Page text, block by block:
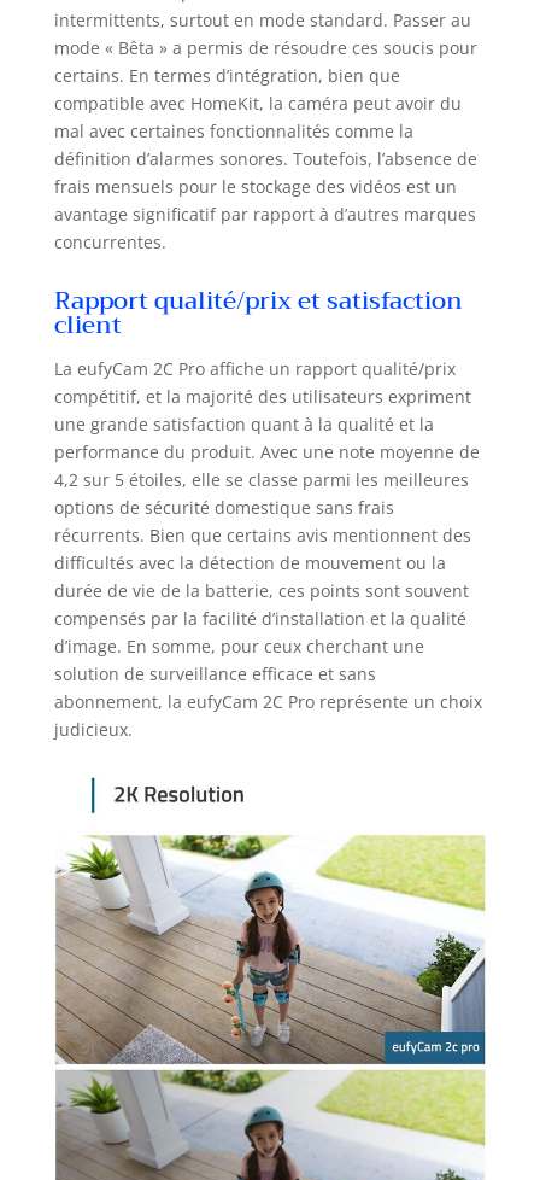
intermittents, surtout en mode standard. Passer au
mode « Bêta » a permis de résoudre ces soucis pour
certains. En termes d’intégration, bien que
compatible avec HomeKit, la caméra peut avoir du
mal avec certaines fonctionnalités comme la
définition d’alarmes sonores. Toutefois, l’absence de
frais mensuels pour le stockage des vidéos est un
avantage significatif par rapport à d’autres marques
concurrentes.
Rapport qualité/prix et satisfaction
client
La eufyCam 2C Pro affiche un rapport qualité/prix
compétitif, et la majorité des utilisateurs expriment
une grande satisfaction quant à la qualité et la
performance du produit. Avec une note moyenne de
4,2 sur 5 étoiles, elle se classe parmi les meilleures
options de sécurité domestique sans frais
récurrents. Bien que certains avis mentionnent des
difficultés avec la détection de mouvement ou la
durée de vie de la batterie, ces points sont souvent
compensés par la facilité d’installation et la qualité
d’image. En somme, pour ceux cherchant une
solution de surveillance efficace et sans
abonnement, la eufyCam 2C Pro représente un choix
judicieux.